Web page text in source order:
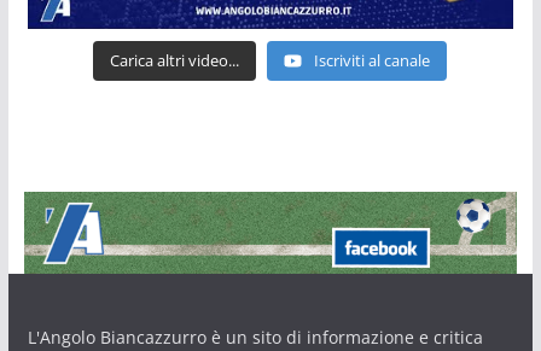
Carica altri video... Iscriviti al canale
L'Angolo Biancazzurro è un sito di informazione e critica